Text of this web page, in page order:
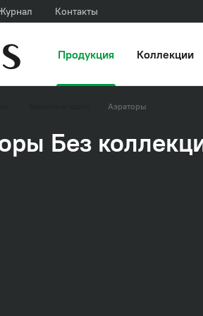
Контакты
Продукция Коллекции
Аэраторы
Без